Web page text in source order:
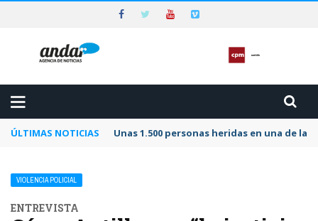
ÚLTIMAS NOTICIAS Unas 1.500 personas heridas en una de
VIOLENCIA POLICIAL
ENTREVISTA